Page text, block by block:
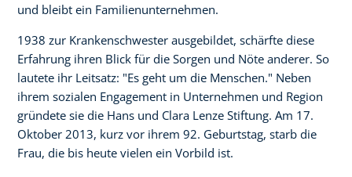
und bleibt ein Familienunternehmen.
1938 zur Krankenschwester ausgebildet, schärfte diese
Erfahrung ihren Blick für die Sorgen und Nöte anderer. So
lautete ihr Leitsatz: "Es geht um die Menschen." Neben
ihrem sozialen Engagement in Unternehmen und Region
gründete sie die Hans und Clara Lenze Stiftung. Am 17.
Oktober 2013, kurz vor ihrem 92. Geburtstag, starb die
Frau, die bis heute vielen ein Vorbild ist.